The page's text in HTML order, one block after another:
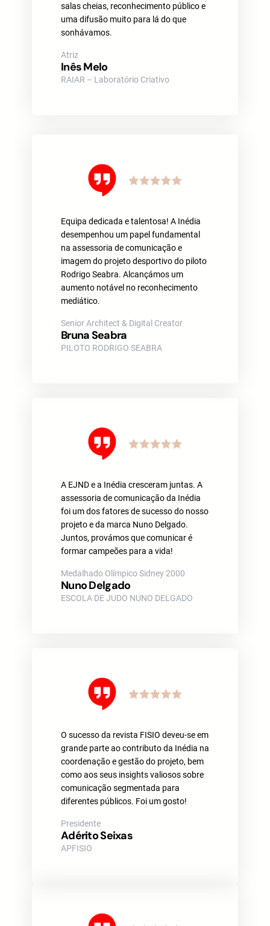
salas cheias, reconhecimento público e
uma difusão muito para lá do que
sonhávamos.
Atriz
Inês Melo
RAIAR – Laboratório Criativo
Equipa dedicada e talentosa! A Inédia
desempenhou um papel fundamental
na assessoria de comunicação e
imagem do projeto desportivo do piloto
Rodrigo Seabra. Alcançámos um
aumento notável no reconhecimento
mediático.
Senior Architect & Digital Creator
Bruna Seabra
PILOTO RODRIGO SEABRA
A EJND e a Inédia cresceram juntas. A
assessoria de comunicação da Inédia
foi um dos fatores de sucesso do nosso
projeto e da marca Nuno Delgado.
Juntos, provámos que comunicar é
formar campeões para a vida!
Medalhado Olímpico Sidney 2000
Nuno Delgado
ESCOLA DE JUDO NUNO DELGADO
O sucesso da revista FISIO deveu-se em
grande parte ao contributo da Inédia na
coordenação e gestão do projeto, bem
como aos seus insights valiosos sobre
comunicação segmentada para
diferentes públicos. Foi um gosto!
Presidente
Adérito Seixas
APFISIO